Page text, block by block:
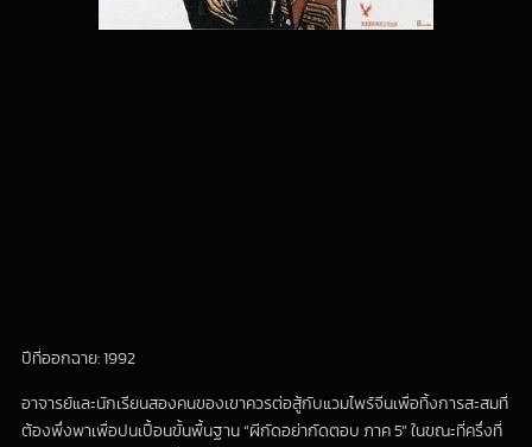
ปีที่ออกฉาย: 1992
อาจารย์และนักเรียนสองคนของเขาควรต่อสู้กับแวมไพร์จีนเพื่อทิ้งการสะสมที่
ต้องพึ่งพาเพื่อปนเปื้อนขั้นพื้นฐาน “ผีกัดอย่ากัดตอบ ภาค 5” ในขณะที่ครึ่งที่